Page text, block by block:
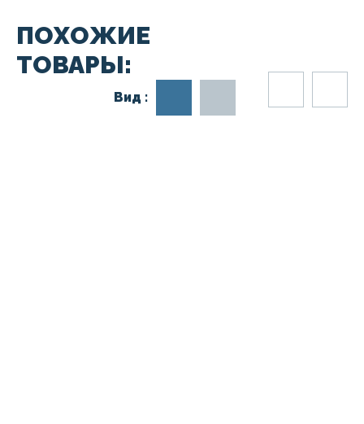
ПОХОЖИЕ
ТОВАРЫ:
Вид :